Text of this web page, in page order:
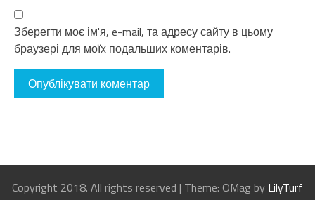
Зберегти моє ім'я, e-mail, та адресу сайту в цьому
браузері для моїх подальших коментарів.
Copyright 2018. All rights reserved | Theme: OMag by LilyTurf